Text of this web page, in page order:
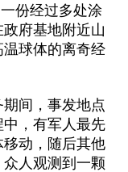
份经过多处涂
府基地附近山
球体的离奇经
间，事发地点
，有军人最先
动，随后其他
人观测到一颗